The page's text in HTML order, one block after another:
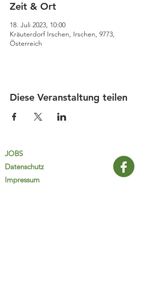
Zeit & Ort
18. Juli 2023, 10:00
Kräuterdorf Irschen, Irschen, 9773,
Österreich
Diese Veranstaltung teilen
JOBS
Datenschutz
Impressum